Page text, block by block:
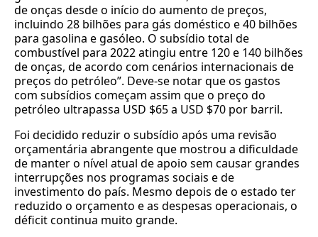
de onças desde o início do aumento de preços,
incluindo 28 bilhões para gás doméstico e 40 bilhões
para gasolina e gasóleo. O subsídio total de
combustível para 2022 atingiu entre 120 e 140 bilhões
de onças, de acordo com cenários internacionais de
preços do petróleo”. Deve-se notar que os gastos
com subsídios começam assim que o preço do
petróleo ultrapassa USD $65 a USD $70 por barril.
Foi decidido reduzir o subsídio após uma revisão
orçamentária abrangente que mostrou a dificuldade
de manter o nível atual de apoio sem causar grandes
interrupções nos programas sociais e de
investimento do país. Mesmo depois de o estado ter
reduzido o orçamento e as despesas operacionais, o
déficit continua muito grande.